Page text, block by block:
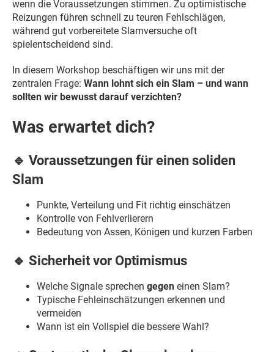
wenn die Voraussetzungen stimmen. Zu optimistische
Reizungen führen schnell zu teuren Fehlschlägen,
während gut vorbereitete Slamversuche oft
spielentscheidend sind.
In diesem Workshop beschäftigen wir uns mit der
zentralen Frage: Wann lohnt sich ein Slam – und wann
sollten wir bewusst darauf verzichten?
Was erwartet dich?
🔹 Voraussetzungen für einen soliden
Slam
Punkte, Verteilung und Fit richtig einschätzen
Kontrolle von Fehlverlierern
Bedeutung von Assen, Königen und kurzen Farben
🔹 Sicherheit vor Optimismus
Welche Signale sprechen gegen einen Slam?
Typische Fehleinschätzungen erkennen und
vermeiden
Wann ist ein Vollspiel die bessere Wahl?